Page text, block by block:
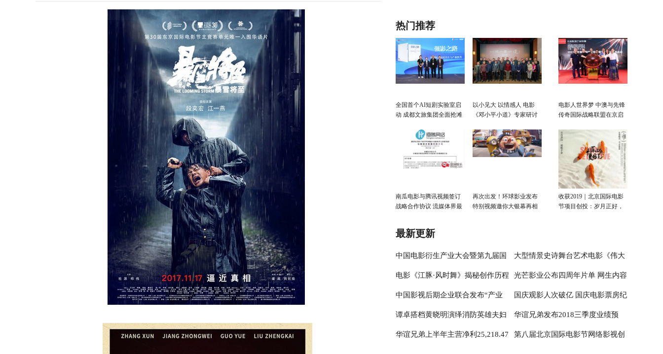
热门推荐
全国首个AI短剧实验室启
动 成都文旅集团全面抢滩
以小见大 以情感人 电影
《邓小平小道》专家研讨
电影人世界梦 中澳与先锋
传奇国际战略联盟在京启
南瓜电影与腾讯视频签订
战略合作协议 流媒体界最
再次出发！环球影业发布
特别视频邀你大银幕再相
收获2019｜北京国际电影
节项目创投：岁月正好，
最新更新
中国电影衍生产业大会暨第九届国
际电影IP授权与衍生产业开发高峰
论坛举办
大型情景史诗舞台艺术电影《伟大
征程》 首映式在京举行
电影《江豚·风时舞》揭秘创作历程
六年艰难光阴只为铸就大美国风
光芒影业公布四周年片单 网生内容
创新表达
中国影视后期企业联合发布“产业
自救、共同‘战疫’”倡议书
国庆观影人次破亿 国庆电影票房纪
录创新高
谭卓搭档黄晓明演绎消防英雄夫妇
主演电影《烈火英雄》致敬“最美
华谊兄弟发布2018三季度业绩预
告：主营净利润上涨
华谊兄弟上半年主营净利25,218.47 第八届北京国际电影节网络影视创